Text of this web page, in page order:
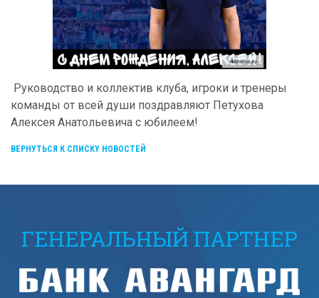
Руководство и коллектив клуба, игроки и тренеры
команды от всей души поздравляют Петухова
Алексея Анатольевича с юбилеем!
ВЕРНУТЬСЯ К СПИСКУ НОВОСТЕЙ
ГЕНЕРАЛЬНЫЙ ПАРТНЕР